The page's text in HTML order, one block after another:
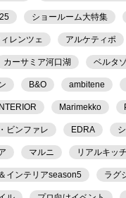
ショールーム大特集
レンツェ アルケティポ
カーサミア河口湖 ベルタ
B&O ambitene
Marimekko
ビンファレ EDRA
マルニ リアルキッ
インテリアseason5 ラグ